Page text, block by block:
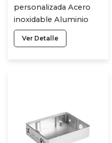
personalizada Acero
inoxidable Aluminio
Titanio Mecanizado
CNC Fresado Piezas
Ver Detalle